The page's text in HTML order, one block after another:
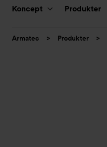
Koncept Produkter
Du
Armatec > Produkter >